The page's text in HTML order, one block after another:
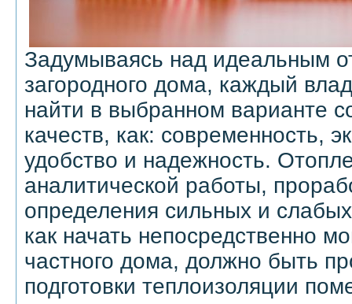
Задумываясь над идеальным
загородного дома, каждый
найти в выбранном варианте
качеств, как: современность,
удобство и надежность.
аналитической работы,
определения сильных и
как начать непосредственно
частного дома, должно быть
подготовки теплоизоляции